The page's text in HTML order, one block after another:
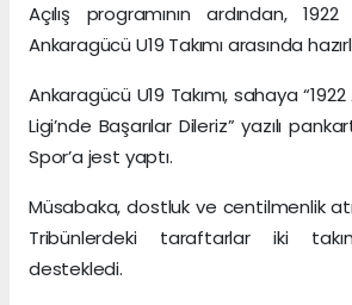
Açılış programının ardından,
Ankaragücü U19 Takımı arasında
Ankaragücü U19 Takımı, sahaya
Ligi’nde Başarılar Dileriz” yazılı
Spor’a jest yaptı.
Müsabaka, dostluk ve centilmenlik
Tribünlerdeki taraftarlar iki
destekledi.